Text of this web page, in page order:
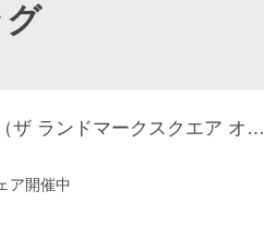
THE LANDMARK SQUARE OSAKA （ザ ランドマークスクエア オオサカ）
ア開催中